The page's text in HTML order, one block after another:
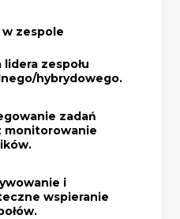
w zespole
lidera zespołu
hybrydowego.
zadań
monitorowanie
i
wspieranie